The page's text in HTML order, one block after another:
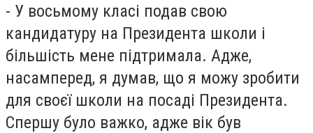
- У восьмому класі подав свою
кандидатуру на Президента школи і
більшість мене підтримала. Адже,
насамперед, я думав, що я можу зробити
для своєї школи на посаді Президента.
Спершу було важко, адже вік був